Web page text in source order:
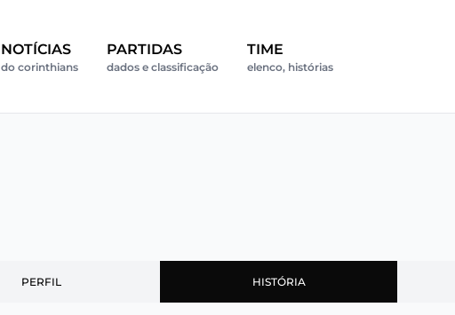
NOTÍCIAS
do corinthians
PARTIDAS
dados e classificação
TIME
elenco, histórias
PERFIL HISTÓRIA